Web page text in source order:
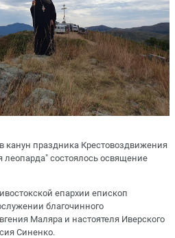
канун праздника Крестовоздвижения
состоялось освящение
епархии епископ
благочинного
Маляра и настоятеля Иверского
Синенко.